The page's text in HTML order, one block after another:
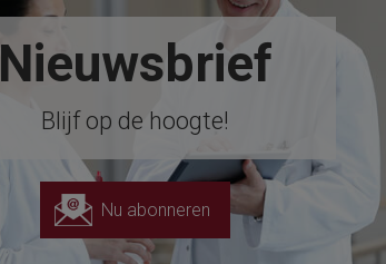
Nieuwsbrief
Blijf op de hoogte!
Nu abonneren